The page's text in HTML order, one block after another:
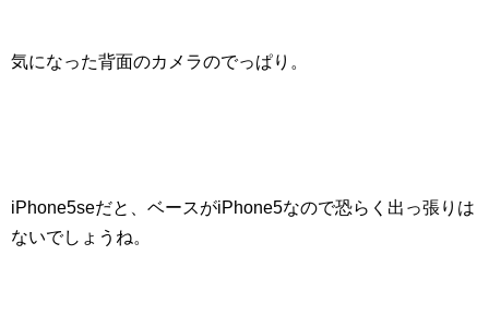
気になった背面のカメラのでっぱり 。
iPhone5seだと、ベースがiPhone5なので恐らく出っ張りは
ないでしょうね。